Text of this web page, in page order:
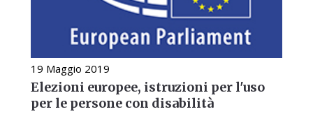
19 Maggio 2019
Elezioni europee, istruzioni per l'uso
per le persone con disabilità